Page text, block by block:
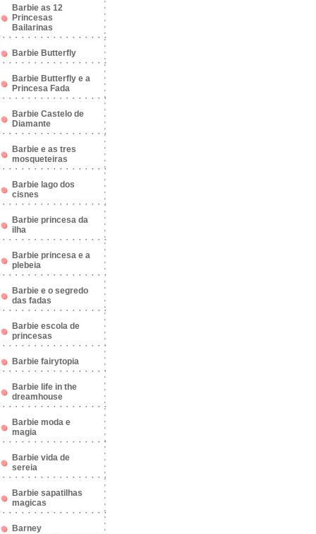
Barbie as 12
Princesas
Bailarinas
Barbie Butterfly
Barbie Butterfly e a
Princesa Fada
Barbie Castelo de
Diamante
Barbie e as tres
mosqueteiras
Barbie lago dos
cisnes
Barbie princesa da
ilha
Barbie princesa e a
plebeia
Barbie e o segredo
das fadas
Barbie escola de
princesas
Barbie fairytopia
Barbie life in the
dreamhouse
Barbie moda e
magia
Barbie vida de
sereia
Barbie sapatilhas
magicas
Barney